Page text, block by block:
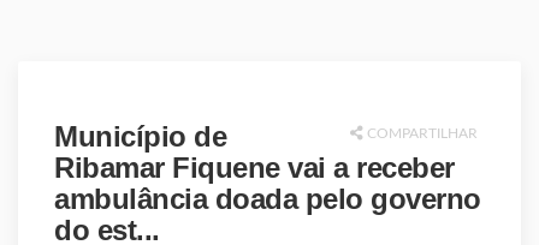
COMPARTILHAR
Município de
Ribamar Fiquene vai a receber
ambulância doada pelo governo
do est...